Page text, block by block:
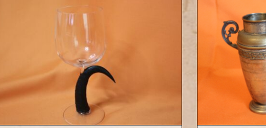
Paar dekorative Zinnvasen mit
Henkeln | Allerlei